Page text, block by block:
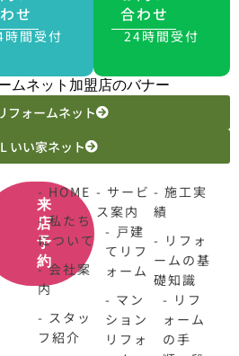
せ
時間受付
合わせ
24時間受付
フォームネット
いい家ネット
来
店
予
約
- HOME
- 私たち
について
- 会社案
内
- スタッ
フ紹介
- サービ
ス案内
- 戸建
てリフ
ォーム
- マン
ション
リフォ
- 施工実
績
- リフォ
ームの基
礎知識
- リフ
ォーム
の手